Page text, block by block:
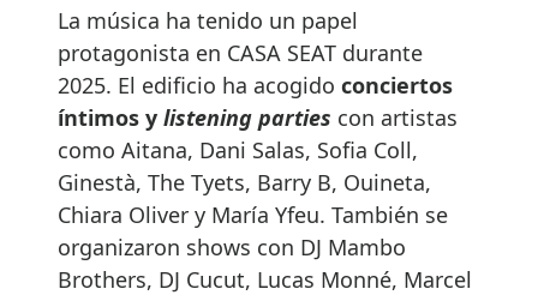
La música ha tenido un papel
protagonista en CASA SEAT durante
2025. El edificio ha acogido conciertos
íntimos y listening parties con artistas
como Aitana, Dani Salas, Sofia Coll,
Ginestà, The Tyets, Barry B, Ouineta,
Chiara Oliver y María Yfeu. También se
organizaron shows con DJ Mambo
Brothers, DJ Cucut, Lucas Monné, Marcel